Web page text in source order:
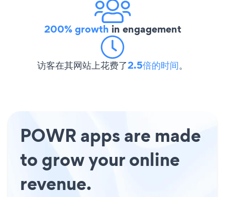
200% growth in engagement
访客在其网站上花费了2.5倍的时间。
POWR apps are made
to grow your online
revenue.